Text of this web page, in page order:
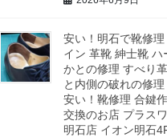
安い！明石で靴修
イン 革靴 紳士靴 ハ
かとの修理 すべり
と内側の破れの修
安い！靴修理 合鍵
交換のお店 プラス
明石店 イオン明石